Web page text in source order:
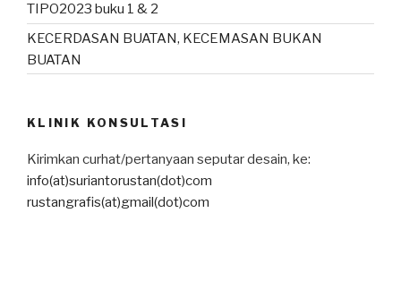
TIPO2023 buku 1 & 2
KECERDASAN BUATAN, KECEMASAN BUKAN
BUATAN
KLINIK KONSULTASI
Kirimkan curhat/pertanyaan seputar desain, ke:
info(at)suriantorustan(dot)com
rustangrafis(at)gmail(dot)com